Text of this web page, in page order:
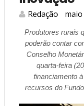
Redação maio
Produtores rurais
poderão contar
Conselho
quarta-feira
financiamento
recursos do